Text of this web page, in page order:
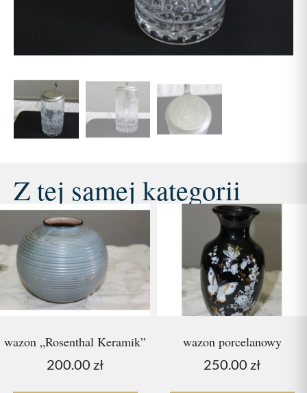
Z tej samej kategorii
wazon „Rosenthal Keramik”
200.00 zł
wazon porcelanowy
250.00 zł